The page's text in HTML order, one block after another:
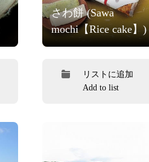
さわ餅 (Sawa
mochi【Rice cake】)
リストに追加
Add to list